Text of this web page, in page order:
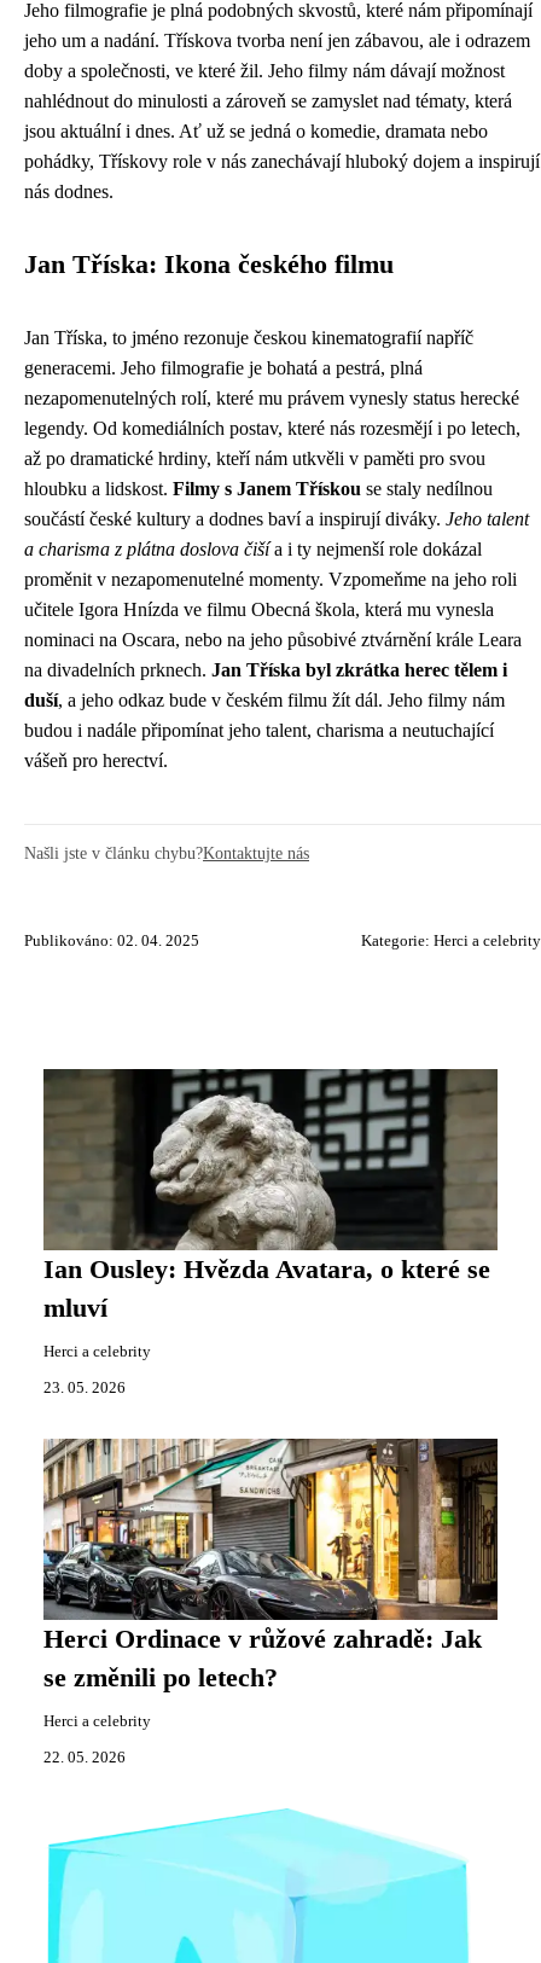
Jeho filmografie je plná podobných skvostů, které nám připomínají
jeho um a nadání. Třískova tvorba není jen zábavou, ale i odrazem
doby a společnosti, ve které žil. Jeho filmy nám dávají možnost
nahlédnout do minulosti a zároveň se zamyslet nad tématy, která
jsou aktuální i dnes. Ať už se jedná o komedie, dramata nebo
pohádky, Třískovy role v nás zanechávají hluboký dojem a inspirují
nás dodnes.
Jan Tříska: Ikona českého filmu
Jan Tříska, to jméno rezonuje českou kinematografií napříč
generacemi. Jeho filmografie je bohatá a pestrá, plná
nezapomenutelných rolí, které mu právem vynesly status herecké
legendy. Od komediálních postav, které nás rozesmějí i po letech,
až po dramatické hrdiny, kteří nám utkvěli v paměti pro svou
hloubku a lidskost. Filmy s Janem Třískou se staly nedílnou
součástí české kultury a dodnes baví a inspirují diváky. Jeho talent
a charisma z plátna doslova čišía i ty nejmenší role dokázal
proměnit v nezapomenutelné momenty. Vzpomeňme na jeho roli
učitele Igora Hnízda ve filmu Obecná škola, která mu vynesla
nominaci na Oscara, nebo na jeho působivé ztvárnění krále Leara
na divadelních prknech. Jan Tříska byl zkrátka herec tělem i
duší, a jeho odkaz bude v českém filmu žít dál. Jeho filmy nám
budou i nadále připomínat jeho talent, charisma a neutuchající
vášeň pro herectví.
Našli jste v článku chybu?Kontaktujte nás
Publikováno: 02. 04. 2025 Kategorie: Herci a celebrity
Ian Ousley: Hvězda Avatara, o které se
mluví
Herci a celebrity
23. 05. 2026
Herci Ordinace v růžové zahradě: Jak
se změnili po letech?
Herci a celebrity
22. 05. 2026